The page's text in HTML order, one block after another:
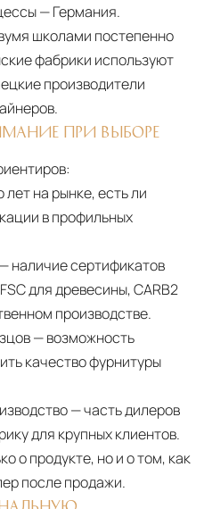
— Германия.
школами постепенно
фабрики используют
производители
ПРИ ВЫБОРЕ
лет на рынке, есть ли
в профильных
— наличие сертификатов
для древесины, CARB2
производстве.
— возможность
качество фурнитуры
— часть дилеров
для крупных клиентов.
о продукте, но и о том, как
после продажи.